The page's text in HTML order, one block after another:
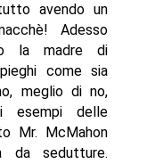
avendo un
Adesso
la madre di
come sia
meglio di no,
esempi delle
Mr. McMahon
da sedutture.